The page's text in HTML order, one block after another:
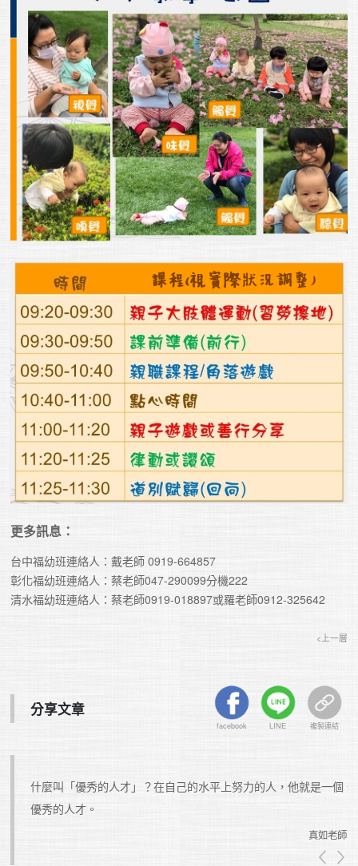
分享文章
facebook LINE 複製連結
更多訊息：
台中福幼班連絡人：戴老師 0919-664857
彰化福幼班連絡人：蔡老師047-290099分機222
清水福幼班連絡人：蔡老師0919-018897或羅老師0912-325642
<上一層
什麼叫「優秀的人才」？在自己的水平上努力的人，他就是一個
優秀的人才。
真如老師